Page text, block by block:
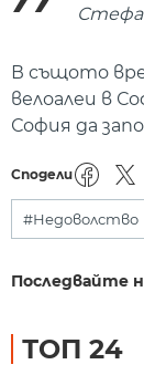
В същото
велоалеи в
София да
Сподели
#Недоволство
Последвайте
ТОП 24